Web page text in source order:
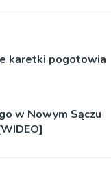
karetki pogotowia
w Nowym Sączu